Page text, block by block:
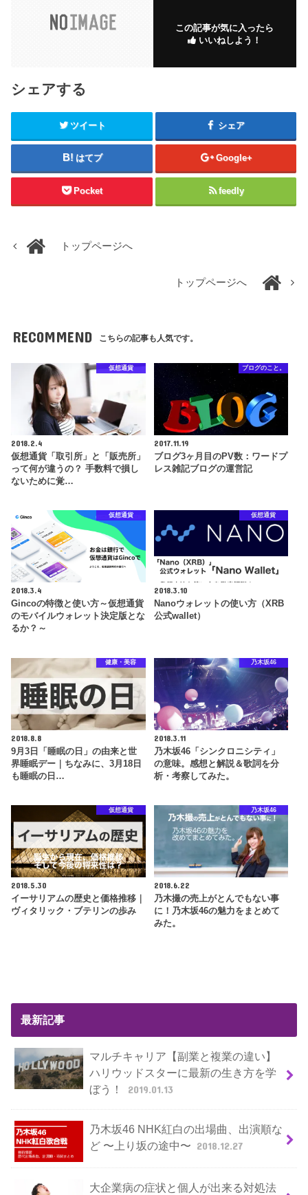
この記事が気に入ったら
いいねしよう！
シェアする
ツイート シェア
はてブ Google+
Pocket feedly
トップページへ
トップページへ
RECOMMEND こちらの記事も人気です。
仮想通貨
2018.2.4
仮想通貨「取引所」と「販売所」
って何が違うの？ 手数料で損し
ないために覚…
ブログのこと。
2017.11.19
ブログ3ヶ月目のPV数：ワードプ
レス雑記ブログの運営記
仮想通貨
2018.3.4
Gincoの特徴と使い方～仮想通貨
のモバイルウォレット決定版とな
るか？～
仮想通貨
2018.3.10
Nanoウォレットの使い方（XRB
公式wallet）
健康・美容
2018.8.8
9月3日「睡眠の日」の由来と世
界睡眠デー｜ちなみに、3月18日
も睡眠の日…
乃木坂46
2018.3.11
乃木坂46「シンクロニシティ」
の意味。感想と解説＆歌詞を分
析・考察してみた。
仮想通貨
2018.5.30
イーサリアムの歴史と価格推移｜
ヴィタリック・ブテリンの歩み
乃木坂46
2018.6.22
乃木撮の売上がとんでもない事
に！乃木坂46の魅力をまとめて
みた。
最新記事
マルチキャリア【副業と複業の違い】
ハリウッドスターに最新の生き方を学
ぼう！
2019.01.13
乃木坂46 NHK紅白の出場曲、出演順な
ど 〜上り坂の途中〜 2018.12.27
大企業病の症状と個人が出来る対処法